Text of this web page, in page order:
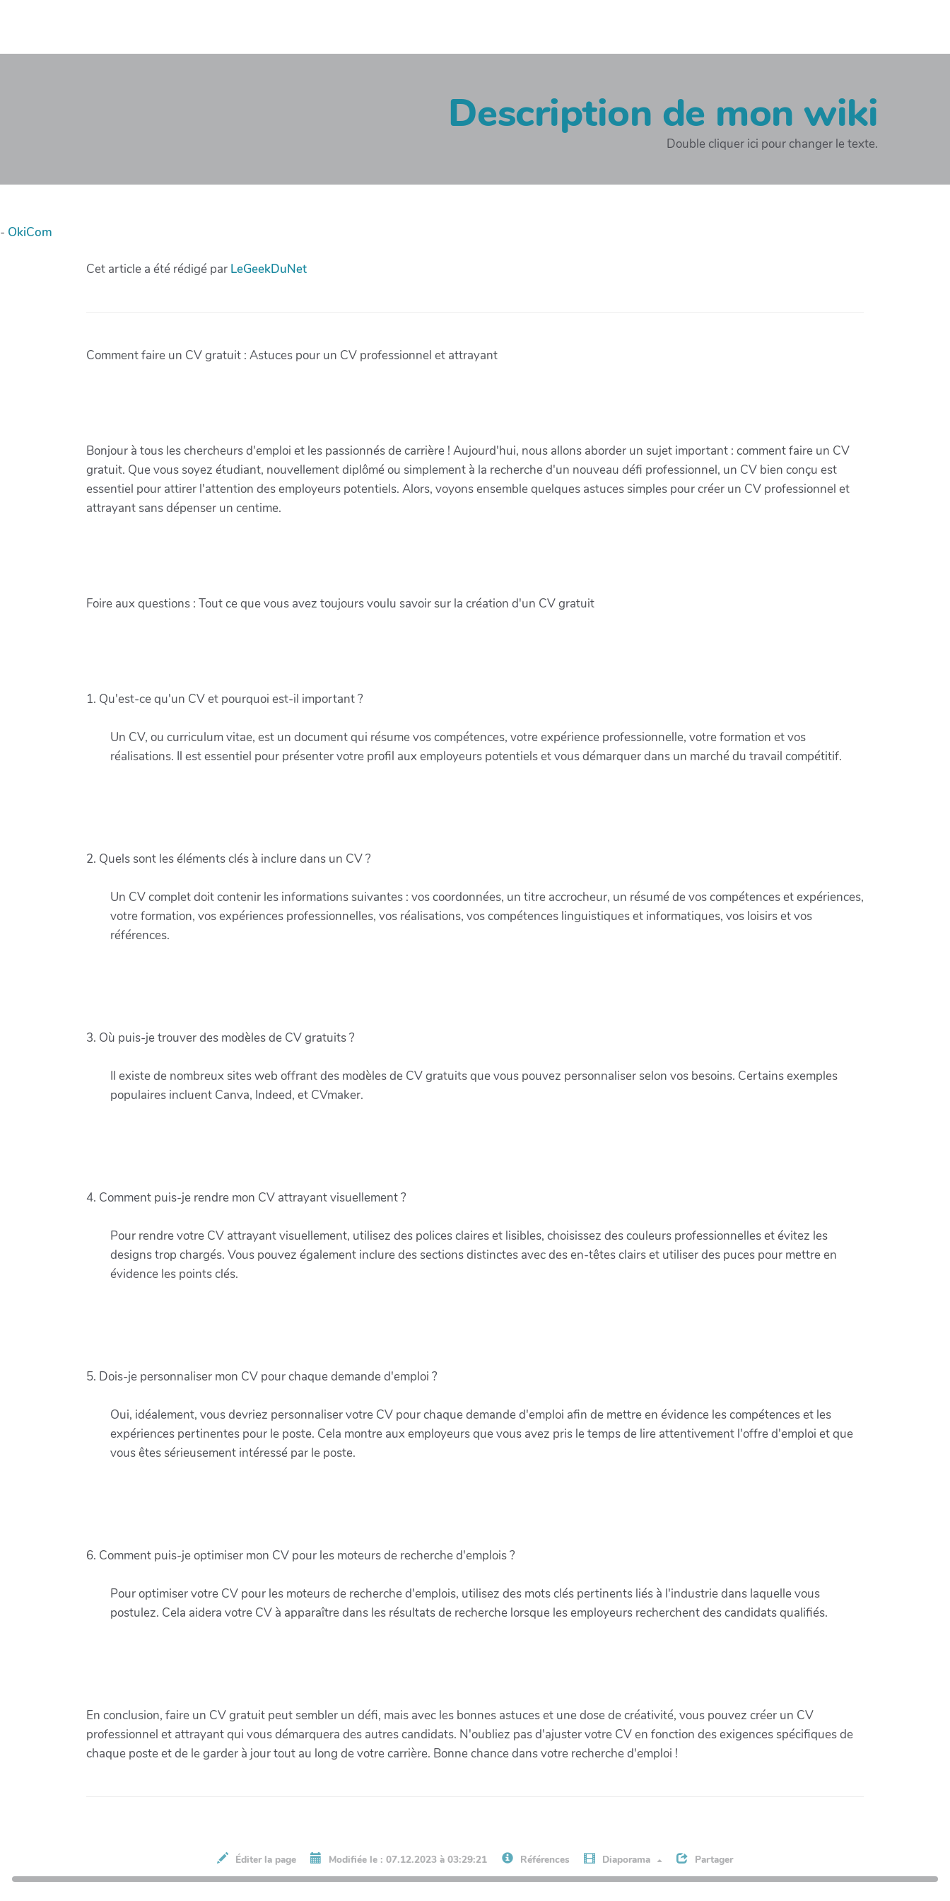
Description de mon wiki
Double cliquer ici pour changer le texte.
- OkiCom
Cet article a été rédigé par LeGeekDuNet
Comment faire un CV gratuit : Astuces pour un CV professionnel et attrayant
Bonjour à tous les chercheurs d'emploi et les passionnés de carrière ! Aujourd'hui, nous allons aborder un sujet important : comment faire un CV
gratuit. Que vous soyez étudiant, nouvellement diplômé ou simplement à la recherche d'un nouveau défi professionnel, un CV bien conçu est
essentiel pour attirer l'attention des employeurs potentiels. Alors, voyons ensemble quelques astuces simples pour créer un CV professionnel et
attrayant sans dépenser un centime.
Foire aux questions : Tout ce que vous avez toujours voulu savoir sur la création d'un CV gratuit
1. Qu'est-ce qu'un CV et pourquoi est-il important ?
Un CV, ou curriculum vitae, est un document qui résume vos compétences, votre expérience professionnelle, votre formation et vos
réalisations. Il est essentiel pour présenter votre profil aux employeurs potentiels et vous démarquer dans un marché du travail compétitif.
2. Quels sont les éléments clés à inclure dans un CV ?
Un CV complet doit contenir les informations suivantes : vos coordonnées, un titre accrocheur, un résumé de vos compétences et expériences,
votre formation, vos expériences professionnelles, vos réalisations, vos compétences linguistiques et informatiques, vos loisirs et vos
références.
3. Où puis-je trouver des modèles de CV gratuits ?
Il existe de nombreux sites web offrant des modèles de CV gratuits que vous pouvez personnaliser selon vos besoins. Certains exemples
populaires incluent Canva, Indeed, et CVmaker.
4. Comment puis-je rendre mon CV attrayant visuellement ?
Pour rendre votre CV attrayant visuellement, utilisez des polices claires et lisibles, choisissez des couleurs professionnelles et évitez les
designs trop chargés. Vous pouvez également inclure des sections distinctes avec des en-têtes clairs et utiliser des puces pour mettre en
évidence les points clés.
5. Dois-je personnaliser mon CV pour chaque demande d'emploi ?
Oui, idéalement, vous devriez personnaliser votre CV pour chaque demande d'emploi afin de mettre en évidence les compétences et les
expériences pertinentes pour le poste. Cela montre aux employeurs que vous avez pris le temps de lire attentivement l'offre d'emploi et que
vous êtes sérieusement intéressé par le poste.
6. Comment puis-je optimiser mon CV pour les moteurs de recherche d'emplois ?
Pour optimiser votre CV pour les moteurs de recherche d'emplois, utilisez des mots clés pertinents liés à l'industrie dans laquelle vous
postulez. Cela aidera votre CV à apparaître dans les résultats de recherche lorsque les employeurs recherchent des candidats qualifiés.
En conclusion, faire un CV gratuit peut sembler un défi, mais avec les bonnes astuces et une dose de créativité, vous pouvez créer un CV
professionnel et attrayant qui vous démarquera des autres candidats. N'oubliez pas d'ajuster votre CV en fonction des exigences spécifiques de
chaque poste et de le garder à jour tout au long de votre carrière. Bonne chance dans votre recherche d'emploi !
Éditer la page Modifiée le : 07.12.2023 à 03:29:21 Références Diaporama Partager